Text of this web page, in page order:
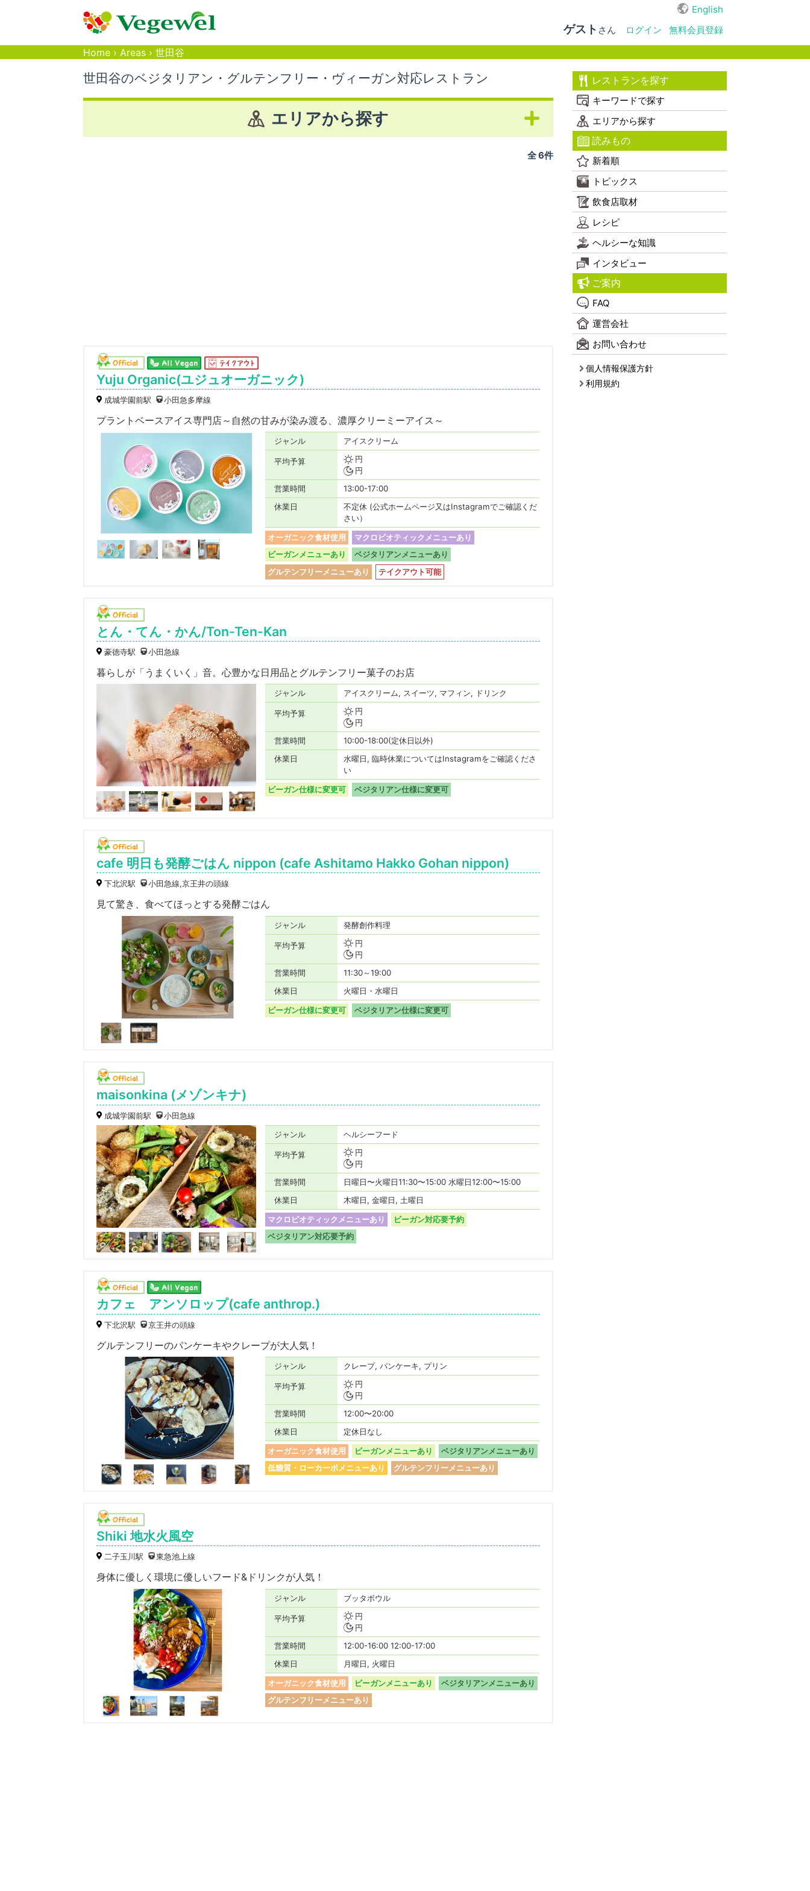
English
ゲスト さん ログイン
無料会員登録
Home › Areas › 世田谷
世田谷のベジタリアン・グルテンフリー・ヴィーガン対応レストラン
エリアから探す
全 6件
Yuju Organic(ユジュオーガニック)
成城学園前駅 小田急多摩線
プラントベースアイス専門店～自然の甘みが染み渡る、濃厚クリーミーアイス～
ジャンル アイスクリーム
平均予算
円
円
営業時間
13:00-17:00
休業日
不定休 (公式ホームページ又はInstagramでご確認くだ
さい）
オーガニック食材使用
マクロビオティックメニューあり
ビーガンメニューあり
ベジタリアンメニューあり
グルテンフリーメニューあり
テイクアウト可能
とん・てん・かん/Ton-Ten-Kan
豪徳寺駅 小田急線
暮らしが「うまくいく」音。心豊かな日用品とグルテンフリー菓子のお店
ジャンル アイスクリーム, スイーツ, マフィン, ドリンク
平均予算
円
円
営業時間
10:00-18:00(定休日以外)
休業日
水曜日, 臨時休業についてはInstagramをご確認くださ
い
ビーガン仕様に変更可
ベジタリアン仕様に変更可
cafe 明日も発酵ごはん nippon (cafe Ashitamo Hakko Gohan nippon)
下北沢駅 小田急線,京王井の頭線
見て驚き、食べてほっとする発酵ごはん
ジャンル 発酵創作料理
平均予算
円
円
営業時間
11:30～19:00
休業日
火曜日・水曜日
ビーガン仕様に変更可
ベジタリアン仕様に変更可
maisonkina (メゾンキナ)
成城学園前駅
小田急線
ジャンル
ヘルシーフード
平均予算
円
円
営業時間
日曜日〜火曜日11:30〜15:00 水曜日12:00〜15:00
休業日
木曜日, 金曜日, 土曜日
マクロビオティックメニューあり
ビーガン対応要予約
ベジタリアン対応要予約
カフェ アンソロップ(cafe anthrop.)
下北沢駅 京王井の頭線
グルテンフリーのパンケーキやクレープが大人気！
ジャンル クレープ, パンケーキ, プリン
平均予算
円
円
営業時間
12:00〜20:00
休業日
定休日なし
オーガニック食材使用
ビーガンメニューあり
ベジタリアンメニューあり
低糖質・ローカーボメニューあり
グルテンフリーメニューあり
Shiki 地水火風空
二子玉川駅 東急池上線
身体に優しく環境に優しいフード&ドリンクが人気！
ジャンル ブッタボウル
平均予算
円
円
営業時間
12:00-16:00 12:00-17:00
休業日
月曜日, 火曜日
オーガニック食材使用
ビーガンメニューあり
ベジタリアンメニューあり
グルテンフリーメニューあり
レストランを探す
キーワードで探す
エリアから探す
読みもの
新着順
トピックス
飲食店取材
レシピ
ヘルシーな知識
インタビュー
ご案内
FAQ
運営会社
お問い合わせ
個人情報保護方針
利用規約